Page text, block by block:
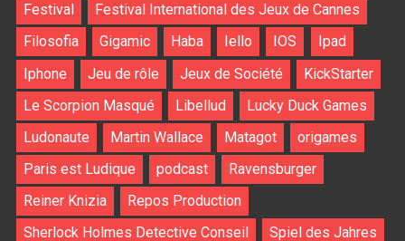
Festival
Festival International des Jeux de Cannes
Filosofia
Gigamic Haba Iello IOS
Ipad
Iphone
Jeu de rôle Jeux de Société
KickStarter
Le Scorpion Masqué
Libellud
Lucky Duck Games
Ludonaute
Martin Wallace Matagot
origames
Paris est Ludique
podcast
Ravensburger
Reiner Knizia
Repos Production
Sherlock Holmes Detective Conseil
Spiel des Jahres